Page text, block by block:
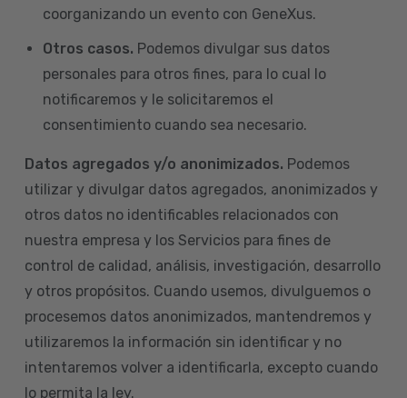
coorganizando un evento con GeneXus.
Otros casos. Podemos divulgar sus datos
personales para otros fines, para lo cual lo
notificaremos y le solicitaremos el
consentimiento cuando sea necesario.
Datos agregados y/o anonimizados. Podemos
utilizar y divulgar datos agregados, anonimizados y
otros datos no identificables relacionados con
nuestra empresa y los Servicios para fines de
control de calidad, análisis, investigación, desarrollo
y otros propósitos. Cuando usemos, divulguemos o
procesemos datos anonimizados, mantendremos y
utilizaremos la información sin identificar y no
intentaremos volver a identificarla, excepto cuando
lo permita la ley.